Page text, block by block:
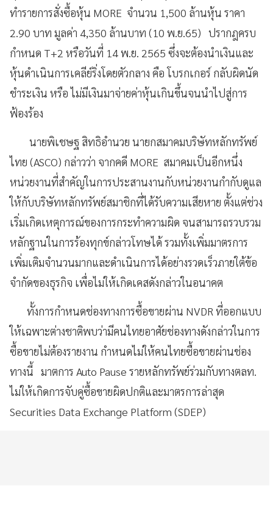
ทำรายการสั่งซื้อหุ้น MORE จำนวน 1,500 ล้านหุ้น ราคา
2.90 บาท มูลค่า 4,350 ล้านบาท (10 พ.ย.65) ปรากฎครบ
กำหนด T+2 หรือวันที่ 14 พ.ย. 2565 ซึ่งจะต้องนำเงินและ
หุ้นดำเนินการเคลีย์ริ่งโดยตัวกลาง คือ โบรกเกอร์ กลับผิดนัด
ชำระเงิน หรือ ไม่มีเงินมาจ่ายค่าหุ้นเกินขึ้นจนนำไปสู่การ
ฟ้องร้อง
นายพิเชษฐ สิทธิอำนวย นายกสมาคมบริษัทหลักทรัพย์
ไทย (ASCO) กล่าวว่า จากคดี MORE สมาคมเป็นอีกหนึ่ง
หน่วยงานที่สำคัญในการประสานงานกับหน่วยงานกำกับดูแล
ให้กับบริษัทหลักทรัพย์สมาชิกที่ได้รับความเสียหาย ตั้งแต่ช่วง
เริ่มเกิดเหตุการณ์ของการกระทำความผิด จนสามารถรวบรวม
หลักฐานในการร้องทุกข์กล่าวโทษได้ รวมทั้งเพิ่มมาตรการ
เพิ่มเติมจำนวนมากและดำเนินการได้อย่างรวดเร็วภายใต้ข้อ
จำกัดของธุรกิจ เพื่อไม่ให้เกิดเคสดังกล่าวในอนาคต
ทั้งการกำหนดช่องทางการซื้อขายผ่าน NVDR ที่ออกแบบ
ให้เฉพาะต่างชาติพบว่ามีคนไทยอาศัยช่องทางดังกล่าวในการ
ซื้อขายไม่ต้องรายงาน กำหนดไม่ให้คนไทยซื้อขายผ่านช่อง
ทางนี้ มาตการ Auto Pause รายหลักทรัพย์ร่วมกับทางตลท.
ไม่ให้เกิดการจับคู่ซื้อขายผิดปกติและมาตรการล่าสุด
Securities Data Exchange Platform (SDEP)